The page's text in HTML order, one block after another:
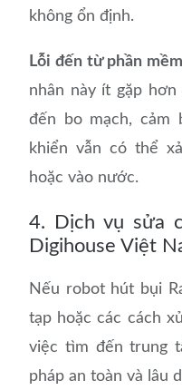
không ổn định.
Lỗi đến từ phần
nhân này ít gặp
đến bo mạch, cảm
khiển vẫn có thể
hoặc vào nước.
4. Dịch vụ sửa
Digihouse Việt
Nếu robot hút bụi
tạp hoặc các cách
việc tìm đến trung
pháp an toàn và lâu